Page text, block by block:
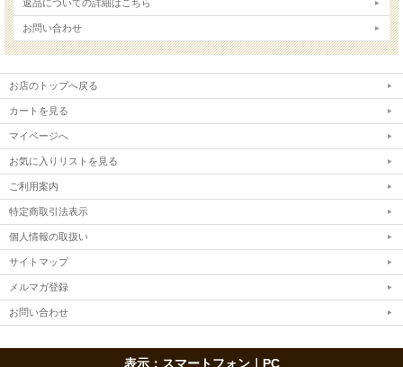
返品についての詳細はこちら
お問い合わせ
お店のトップへ戻る
カートを見る
マイページへ
お気に入りリストを見る
ご利用案内
特定商取引法表示
個人情報の取扱い
サイトマップ
メルマガ登録
お問い合わせ
表示：スマートフォン｜ PC